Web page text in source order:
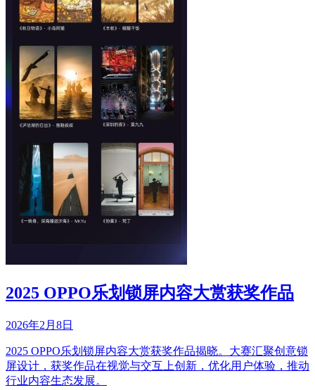
2025 OPPO乐划锁屏内容大赏获奖作品
2026年2月8日
2025 OPPO乐划锁屏内容大赏获奖作品揭晓。大赛汇聚创意锁
屏设计，获奖作品在视觉与交互上创新，优化用户体验，推动
行业内容生态发展。